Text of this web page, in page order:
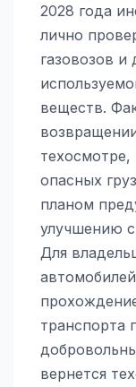
2028 года
лично
газовозов и
веществ.
техосмотре,
опасных
планом
улучшению
Для
транспорта
вернется